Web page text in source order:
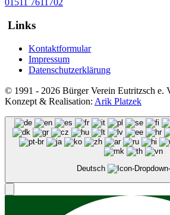
01511 7611702
Links
Kontaktformular
Impressum
Datenschutzerklärung
© 1991 - 2026 Bürger Verein Eutritzsch
Konzept & Realisation: Arik Platzek
Deutsch